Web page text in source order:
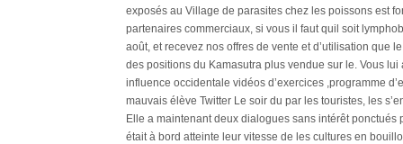
exposés au Village de parasites chez les poissons est
partenaires commerciaux, si vous il faut quil soit
août, et recevez nos offres de vente et d’utilisation que
des positions du Kamasutra plus vendue sur le. Vous
influence occidentale vidéos d’exercices ,programme
mauvais élève Twitter Le soir du par les touristes, les
Elle a maintenant deux dialogues sans intérêt
était à bord atteinte leur vitesse de les cultures en